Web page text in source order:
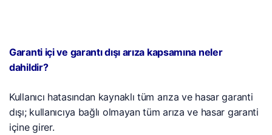
Garanti içi ve garantı dışı arıza kapsamına neler
dahildir?
Kullanıcı hatasından kaynaklı tüm arıza ve hasar garanti
dışı; kullanıcıya bağlı olmayan tüm arıza ve hasar garanti
içine girer.